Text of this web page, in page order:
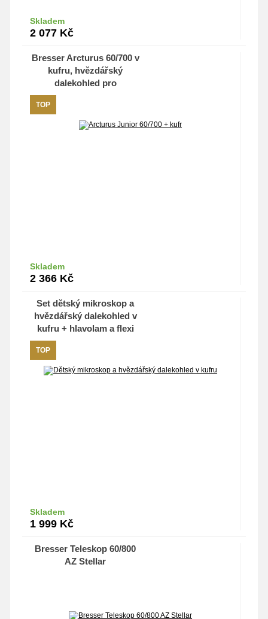
Skladem
2 077 Kč
Bresser Arcturus 60/700 v
kufru, hvězdářský
dalekohled pro
děti+svítící nálepka Měsíc
TOP
Skladem
2 366 Kč
Set dětský mikroskop a
hvězdářský dalekohled v
kufru + hlavolam a flexi
TOP
Skladem
1 999 Kč
Bresser Teleskop 60/800
AZ Stellar